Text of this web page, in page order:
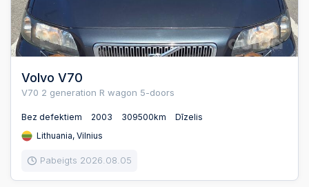
Volvo V70
V70 2 generation R wagon 5-doors
Bez defektiem 2003 309500km
Dīzelis
Lithuania, Vilnius
Pabeigts 2026.08.05